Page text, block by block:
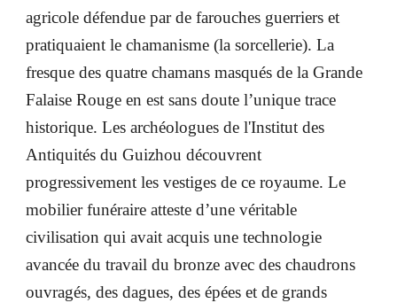
agricole défendue par de farouches guerriers et
pratiquaient le chamanisme (la sorcellerie). La
fresque des quatre chamans masqués de la Grande
Falaise Rouge en est sans doute l’unique trace
historique. Les archéologues de l'Institut des
Antiquités du Guizhou découvrent
progressivement les vestiges de ce royaume. Le
mobilier funéraire atteste d’une véritable
civilisation qui avait acquis une technologie
avancée du travail du bronze avec des chaudrons
ouvragés, des dagues, des épées et de grands